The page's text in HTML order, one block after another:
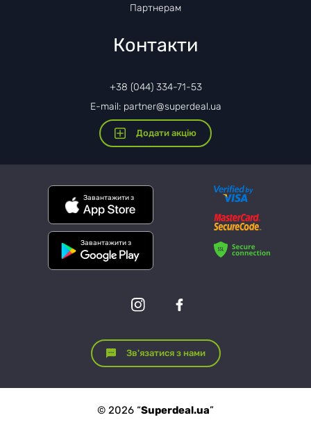
Партнерам
Контакти
+38 (044) 334-71-53
E-mail: partner@superdeal.ua
Додати акцію
Завантажити з
Завантажити з
Зв'язатися з нами
© 2026 “Superdeal.ua”